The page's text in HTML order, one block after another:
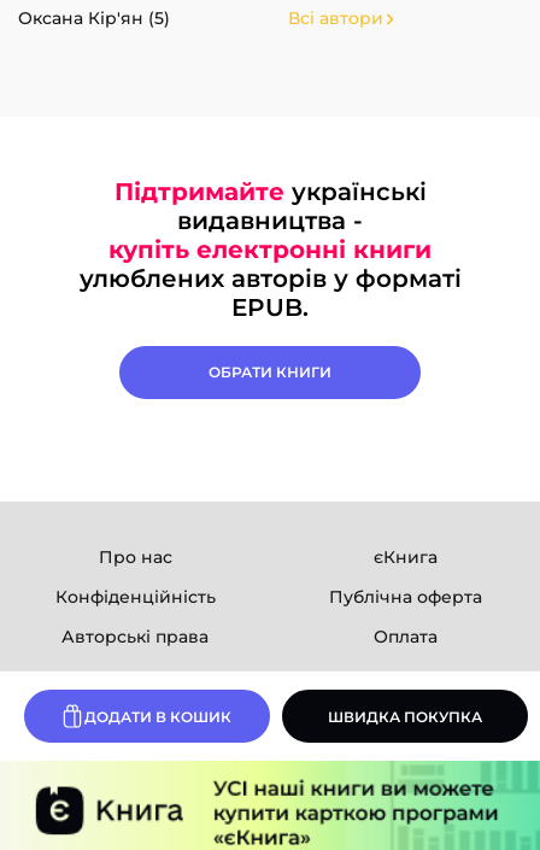
ДОДАТИ В КОШИК ШВИДКА ПОКУПКА
Оксана Кір'ян (5)
Всі автори
Підтримайте українські
видавництва -
купіть електронні книги
улюблених авторів у форматі
EPUB.
ОБРАТИ КНИГИ
Про нас
єКнига
Конфіденційність
Публічна оферта
Авторські права
Оплата
Розробка сайту